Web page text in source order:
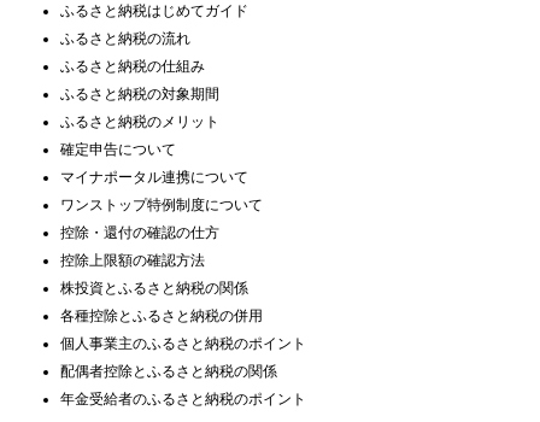
ふるさと納税はじめてガイド
ふるさと納税の流れ
ふるさと納税の仕組み
ふるさと納税の対象期間
ふるさと納税のメリット
確定申告について
マイナポータル連携について
ワンストップ特例制度について
控除・還付の確認の仕方
控除上限額の確認方法
株投資とふるさと納税の関係
各種控除とふるさと納税の併用
個人事業主のふるさと納税のポイント
配偶者控除とふるさと納税の関係
年金受給者のふるさと納税のポイント